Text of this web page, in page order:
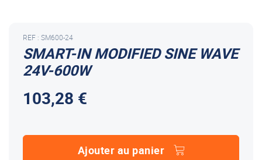
SMART-IN MODIFIED SINE WAVE
24V-600W
REF : SM600-24
103,28 €
Ajouter au panier